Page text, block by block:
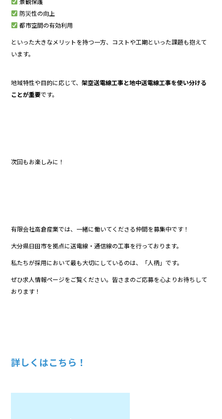
防災性の向上
都市空間の有効利用
といった大きなメリットを持つ一方、コストや工期といった課題も抱えて
います。
地域特性や目的に応じて、架空送電線工事と地中送電線工事を使い分ける
ことが重要です。
次回もお楽しみに！
有限会社高倉産業では、一緒に働いてくださる仲間を募集中です！
大分県日田市を拠点に送電線・通信線の工事を行っております。
私たちが採用において最も大切にしているのは、「人柄」です。
ぜひ求人情報ページをご覧ください。皆さまのご応募を心よりお待ちして
おります！
詳しくはこちら！